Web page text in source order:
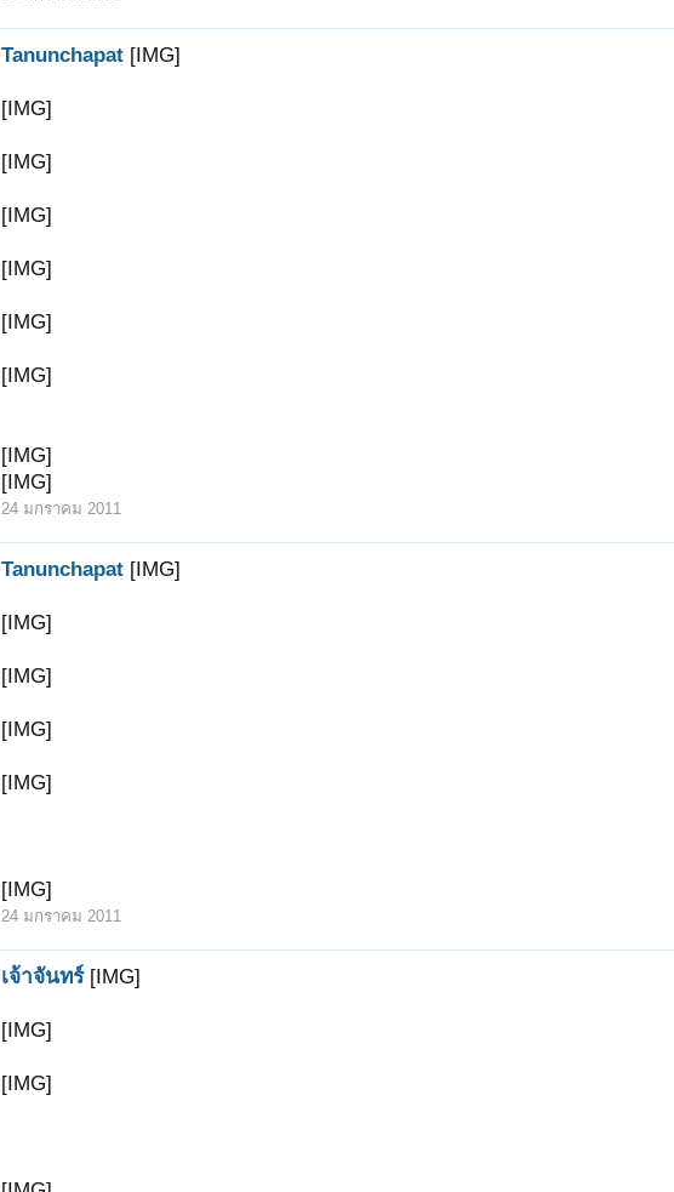
Tanunchapat [IMG]
[IMG]
[IMG]
[IMG]
[IMG]
[IMG]
[IMG]
[IMG]
[IMG]
24 มกราคม 2011
Tanunchapat [IMG]
[IMG]
[IMG]
[IMG]
[IMG]
[IMG]
24 มกราคม 2011
เจ้าจันทร์ [IMG]
[IMG]
[IMG]